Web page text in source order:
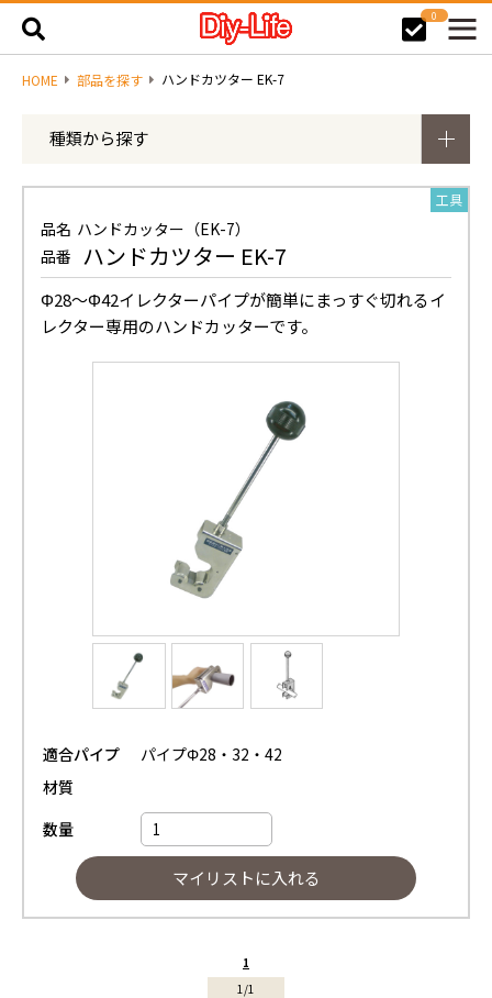
0
HOME 部品を探す ハンドカツター EK-7
種類から探す
工具
品名 ハンドカッター（EK-7）
品番 ハンドカツター EK-7
Φ28〜Φ42イレクターパイプが簡単にまっすぐ切れるイ
レクター専用のハンドカッターです。
適合パイプ
パイプΦ28・32・42
材質
数量
1/1
1